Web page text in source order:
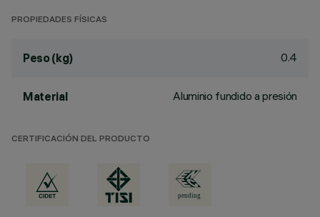
PROPIEDADES FÍSICAS
Peso (kg) 0.4
Material Aluminio fundido a presión
CERTIFICACIÓN DEL PRODUCTO